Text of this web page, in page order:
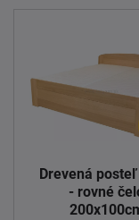
Drevená
- rovné